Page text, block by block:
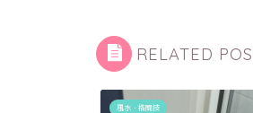
RELATED
風水・格闘技